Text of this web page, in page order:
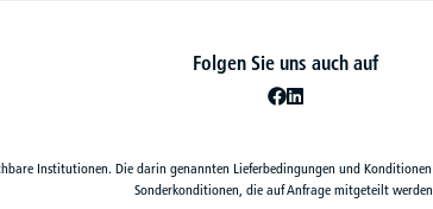
Folgen Sie uns auch auf
Institutionen. Die darin genannten Lieferbedingungen und
Sonderkonditionen, die auf Anfrage mitgeteilt